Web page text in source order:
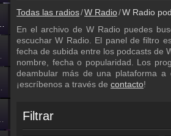
Todas las radios W Radio W Radio
En el archivo de W Radio puedes
escuchar W Radio. El panel de filtro
fecha de subida entre los podcasts de
nombre, fecha o popularidad. Los
deambular más de una plataforma a
¡escríbenos a través de contacto!
Filtrar